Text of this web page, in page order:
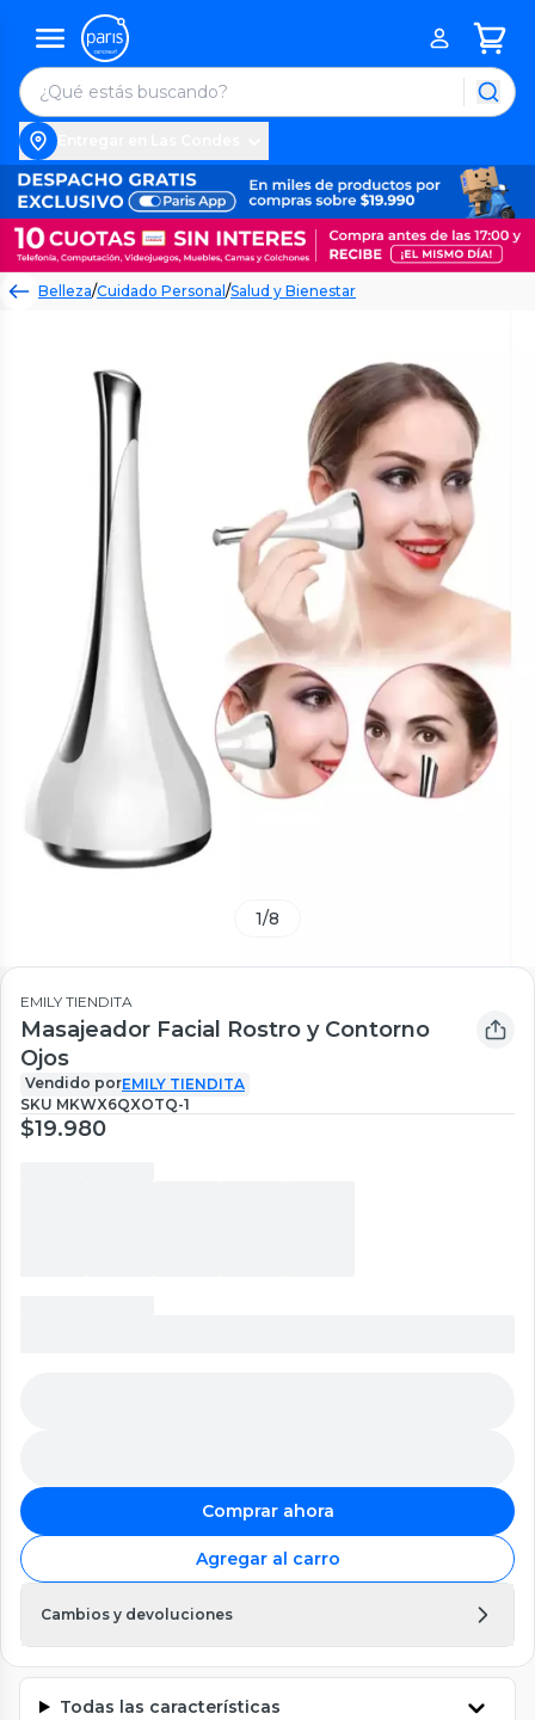
Belleza/Cuidado Personal/Salud y Bienestar
1/8
EMILY TIENDITA
Masajeador Facial Rostro y Contorno
Ojos
Vendido porEMILY TIENDITA
SKU MKWX6QXOTQ-1
$19.980
Comprar ahora
Agregar al carro
Cambios y devoluciones
Todas las características